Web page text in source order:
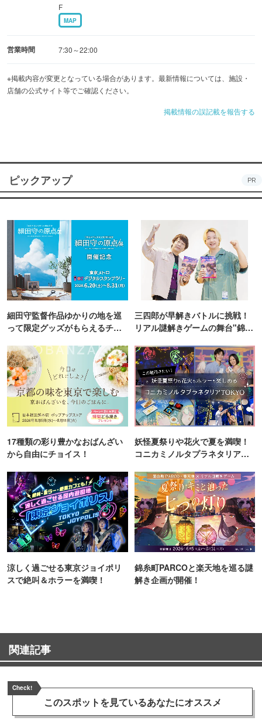
F
MAP
営業時間 7:30～22:00
※掲載内容が変更となっている場合があります。最新情報については、施設・
店舗の公式サイト等でご確認ください。
掲載情報の誤記載を報告する
ピックアップ PR
細田守監督作品ゆかりの地を巡
って限定グッズがもらえるチャ
三四郎が早解きバトルに挑戦！
リアル謎解きゲームの舞台"錦糸
17種類の彩り豊かなおばんざい
から自由にチョイス！
妖怪夏祭りや花火で夏を満喫！
コニカミノルタプラネタリア
涼しく過ごせる東京ジョイポリ
スで絶叫＆ホラーを満喫！
錦糸町PARCOと楽天地を巡る謎
解き企画が開催！
関連記事
Check!
このスポットを見ているあなたにオススメ